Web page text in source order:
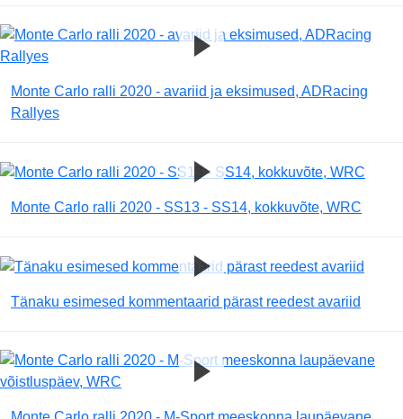
Monte Carlo ralli 2020 - avariid ja eksimused, ADRacing
Rallyes
Monte Carlo ralli 2020 - SS13 - SS14, kokkuvõte, WRC
Tänaku esimesed kommentaarid pärast reedest avariid